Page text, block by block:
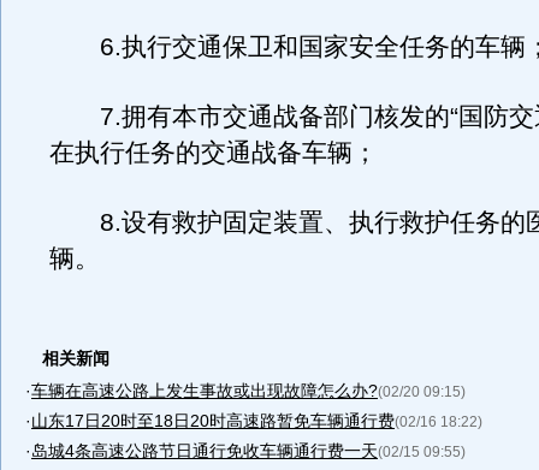
6.执行交通保卫和国家安全任务的车辆
7.拥有本市交通战备部门核发的“国防交
在执行任务的交通战备车辆；
8.设有救护固定装置、执行救护任务的
辆。
相关新闻
·车辆在高速公路上发生事故或出现故障怎么办?(02/20 09:15)
·山东17日20时至18日20时高速路暂免车辆通行费(02/16 18:22)
·岛城4条高速公路节日通行免收车辆通行费一天(02/15 09:55)